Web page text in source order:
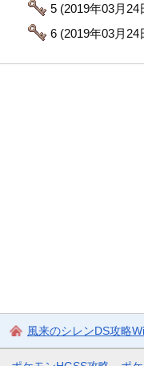
5 (2019年03月24
6 (2019年03月24
風来のシレンDS攻略